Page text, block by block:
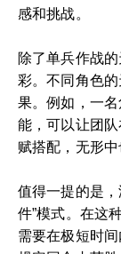
感和挑战。
除了单兵作战
彩。不同角色
果。例如，一
能，可以让团
赋搭配，无形
值得一提的是，
件”模式。在这
需要在极短时